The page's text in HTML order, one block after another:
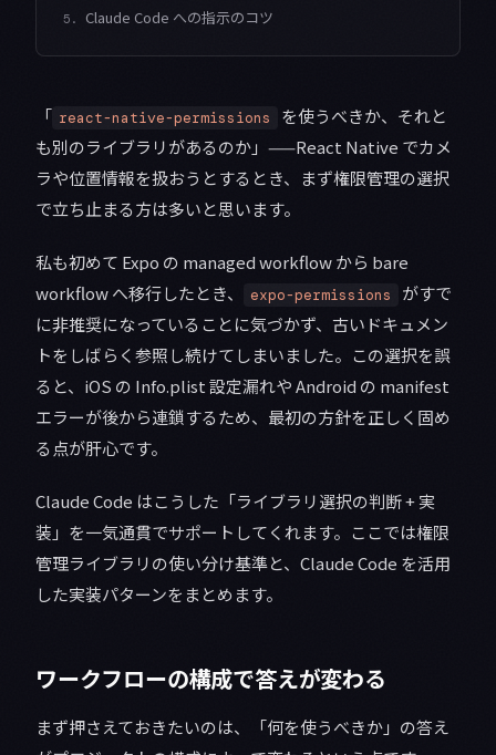
5. Claude Code への指示のコツ
「 react-native-permissions
を使うべきか、それと
も別のライブラリがあるのか」——React Native でカメ
ラや位置情報を扱おうとするとき、まず権限管理の選択
で立ち止まる方は多いと思います。
私も初めて Expo の managed workflow から bare
workflow へ移行したとき、
expo-permissions
がすで
に非推奨になっていることに気づかず、古いドキュメン
トをしばらく参照し続けてしまいました。この選択を誤
ると、iOS の Info.plist 設定漏れや Android の manifest
エラーが後から連鎖するため、最初の方針を正しく固め
る点が肝心です。
Claude Code はこうした「ライブラリ選択の判断 + 実
装」を一気通貫でサポートしてくれます。ここでは権限
管理ライブラリの使い分け基準と、Claude Code を活用
した実装パターンをまとめます。
ワークフローの構成で答えが変わる
まず押さえておきたいのは、「何を使うべきか」の答え